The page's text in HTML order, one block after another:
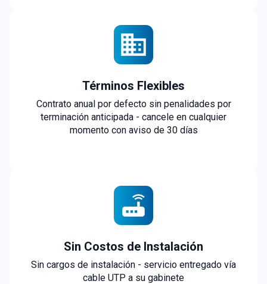
Términos Flexibles
Contrato anual por defecto sin penalidades por
terminación anticipada - cancele en cualquier
momento con aviso de 30 días
Sin Costos de Instalación
Sin cargos de instalación - servicio entregado vía
cable UTP a su gabinete